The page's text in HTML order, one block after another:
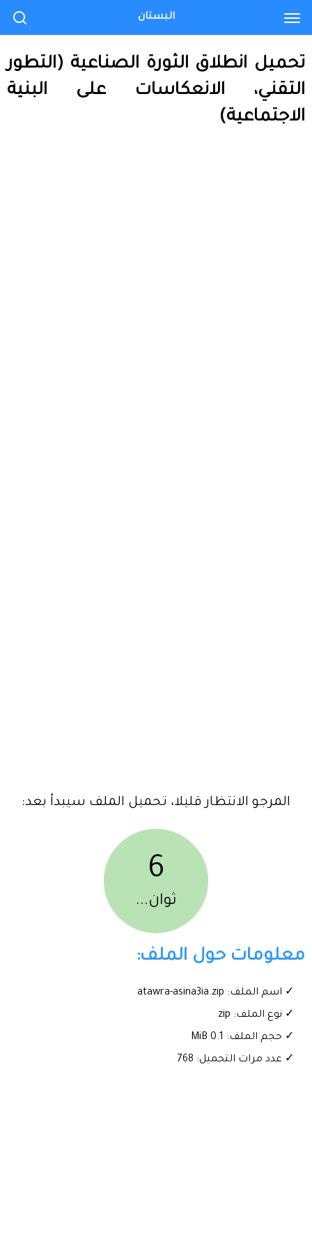
تحميل انطلاق الثورة الصناعية (التطور
التقني، الانعكاسات على البنية
الاجتماعية)
المرجو الانتظار قليلا، تحميل الملف سيبدأ بعد:
6
ثوان...
معلومات حول الملف:
✓ اسم الملف: atawra-asina3ia.zip
✓ نوع الملف: zip
✓ حجم الملف: 0.1 MiB
✓ عدد مرات التحميل: 768
البستان